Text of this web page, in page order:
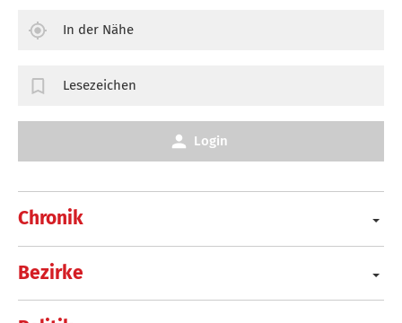
Chronik
Bezirke
In der Nähe
Lesezeichen
Login